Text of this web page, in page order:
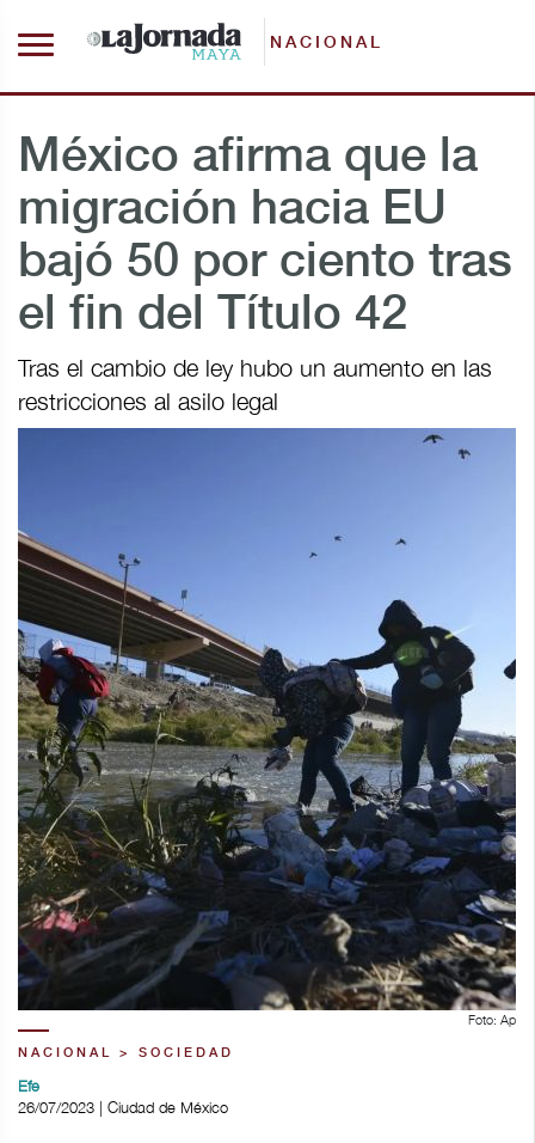
NACIONAL
México afirma que la
migración hacia EU
bajó 50 por ciento tras
el fin del Título 42
Tras el cambio de ley hubo un aumento en las
restricciones al asilo legal
Foto: Ap
NACIONAL > SOCIEDAD
Efe
26/07/2023 | Ciudad de México